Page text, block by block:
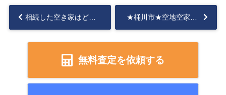
相続した空き家はどう売却する？売却のメリットや損をしないコツをおさらい！...
無料査定を依頼する